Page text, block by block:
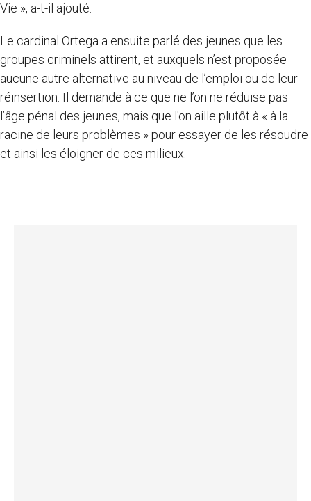
Vie », a-t-il ajouté.
Le cardinal Ortega a ensuite parlé des jeunes que les
groupes criminels attirent, et auxquels n’est proposée
aucune autre alternative au niveau de l’emploi ou de leur
réinsertion. Il demande à ce que ne l’on ne réduise pas
l’âge pénal des jeunes, mais que l'on aille plutôt à « à la
racine de leurs problèmes » pour essayer de les résoudre
et ainsi les éloigner de ces milieux.